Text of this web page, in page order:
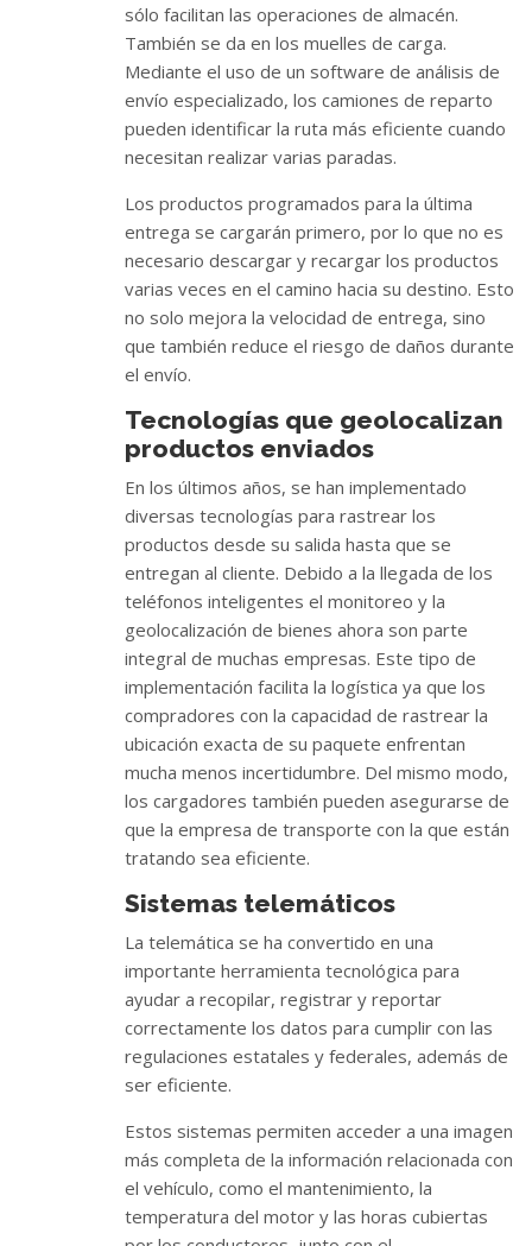
sólo facilitan las operaciones de almacén.
También se da en los muelles de carga.
Mediante el uso de un software de análisis de
envío especializado, los camiones de reparto
pueden identificar la ruta más eficiente cuando
necesitan realizar varias paradas.
Los productos programados para la última
entrega se cargarán primero, por lo que no es
necesario descargar y recargar los productos
varias veces en el camino hacia su destino. Esto
no solo mejora la velocidad de entrega, sino
que también reduce el riesgo de daños durante
el envío.
Tecnologías que geolocalizan
productos enviados
En los últimos años, se han implementado
diversas tecnologías para rastrear los
productos desde su salida hasta que se
entregan al cliente. Debido a la llegada de los
teléfonos inteligentes el monitoreo y la
geolocalización de bienes ahora son parte
integral de muchas empresas. Este tipo de
implementación facilita la logística ya que los
compradores con la capacidad de rastrear la
ubicación exacta de su paquete enfrentan
mucha menos incertidumbre. Del mismo modo,
los cargadores también pueden asegurarse de
que la empresa de transporte con la que están
tratando sea eficiente.
Sistemas telemáticos
La telemática se ha convertido en una
importante herramienta tecnológica para
ayudar a recopilar, registrar y reportar
correctamente los datos para cumplir con las
regulaciones estatales y federales, además de
ser eficiente.
Estos sistemas permiten acceder a una imagen
más completa de la información relacionada con
el vehículo, como el mantenimiento, la
temperatura del motor y las horas cubiertas